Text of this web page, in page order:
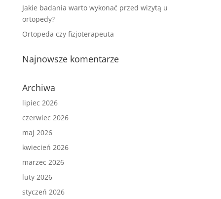
Jakie badania warto wykonać przed wizytą u
ortopedy?
Ortopeda czy fizjoterapeuta
Najnowsze komentarze
Archiwa
lipiec 2026
czerwiec 2026
maj 2026
kwiecień 2026
marzec 2026
luty 2026
styczeń 2026